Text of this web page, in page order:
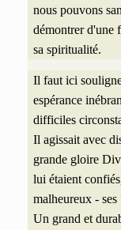
nous pouvons
démontrer d'une
sa spiritualité.
Il faut ici
espérance
difficiles
Il agissait avec
grande gloire
lui étaient
malheureux - ses
Un grand et